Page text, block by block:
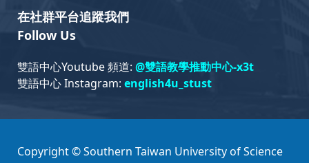
在社群平台追蹤我們
Follow Us
雙語中心Youtube 頻道: @雙語教學推動中心-x3t
雙語中心 Instagram: english4u_stust
Copyright © Southern Taiwan University of Science